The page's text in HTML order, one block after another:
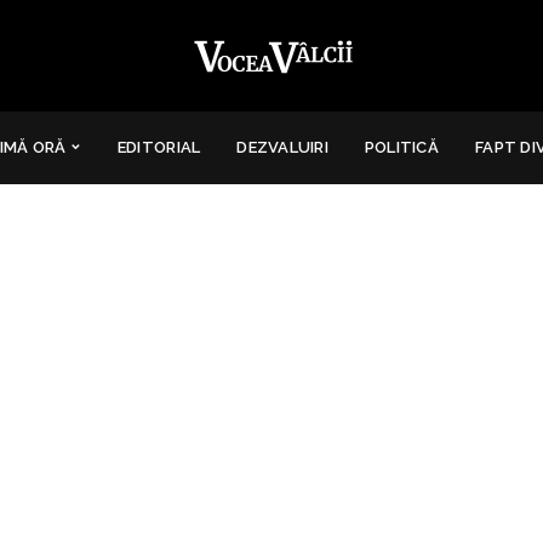
ORĂ EDITORIAL DEZVALUIRI POLITICĂ FAPT